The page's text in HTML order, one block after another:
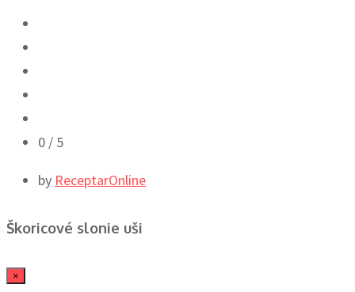
0 / 5
by ReceptarOnline
Škoricové slonie uši
×